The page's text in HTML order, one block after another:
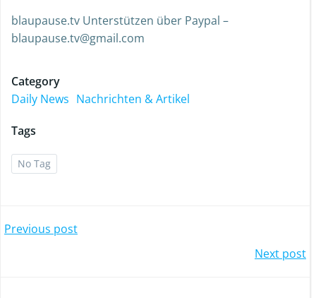
blaupause.tv Unterstützen über Paypal –
blaupause.tv@gmail.com
Category
Daily News Nachrichten & Artikel
Tags
No Tag
Previous post
Next post